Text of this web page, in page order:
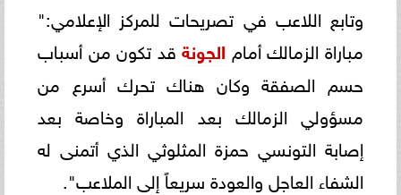
وتابع اللاعب في تصريحات للمركز الإعلامي:"
مباراة الزمالك أمام الجونةقد تكون من أسباب
حسم الصفقة وكان هناك تحرك أسرع من
مسؤولي الزمالك بعد المباراة وخاصة بعد
إصابة التونسي حمزة المثلوثي الذي أتمنى له
الشفاء العاجل والعودة سريعاً إلى الملاعب".